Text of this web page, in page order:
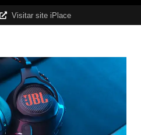
Visitar site iPlace